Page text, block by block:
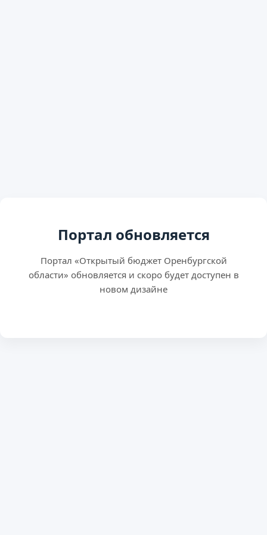
Портал обновляется
Портал «Открытый бюджет Оренбургской
области» обновляется и скоро будет доступен в
новом дизайне